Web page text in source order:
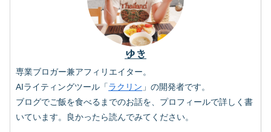
ゆき
専業ブロガー兼アフィリエイター。
AIライティングツール「ラクリン 」の開発者です。
ブログでご飯を食べるまでのお話を、プロフィールで詳しく書
いています。良かったら読んでみてください。